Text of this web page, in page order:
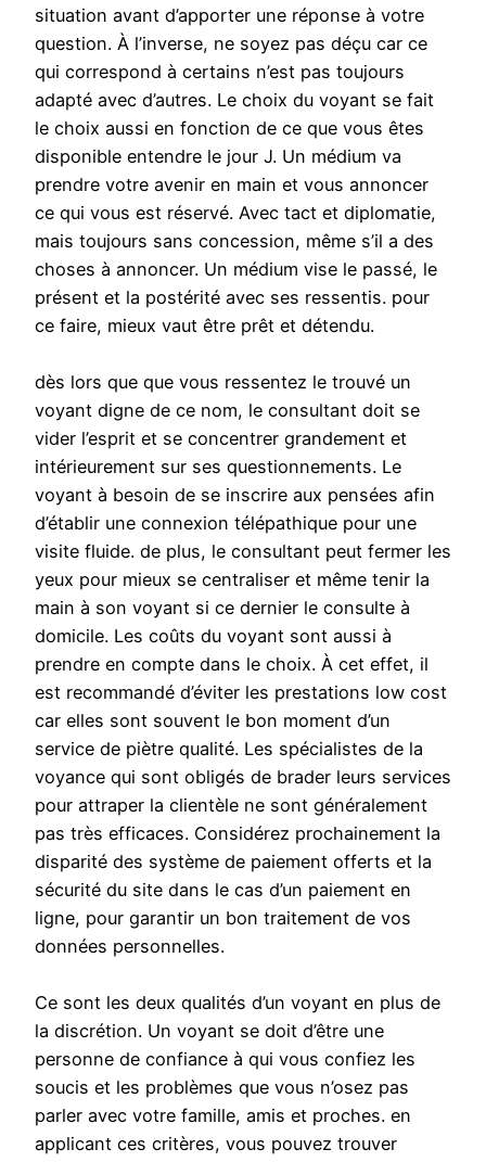
situation avant d’apporter une réponse à votre
question. À l’inverse, ne soyez pas déçu car ce
qui correspond à certains n’est pas toujours
adapté avec d’autres. Le choix du voyant se fait
le choix aussi en fonction de ce que vous êtes
disponible entendre le jour J. Un médium va
prendre votre avenir en main et vous annoncer
ce qui vous est réservé. Avec tact et diplomatie,
mais toujours sans concession, même s’il a des
choses à annoncer. Un médium vise le passé, le
présent et la postérité avec ses ressentis. pour
ce faire, mieux vaut être prêt et détendu.
dès lors que que vous ressentez le trouvé un
voyant digne de ce nom, le consultant doit se
vider l’esprit et se concentrer grandement et
intérieurement sur ses questionnements. Le
voyant à besoin de se inscrire aux pensées afin
d’établir une connexion télépathique pour une
visite fluide. de plus, le consultant peut fermer les
yeux pour mieux se centraliser et même tenir la
main à son voyant si ce dernier le consulte à
domicile. Les coûts du voyant sont aussi à
prendre en compte dans le choix. À cet effet, il
est recommandé d’éviter les prestations low cost
car elles sont souvent le bon moment d’un
service de piètre qualité. Les spécialistes de la
voyance qui sont obligés de brader leurs services
pour attraper la clientèle ne sont généralement
pas très efficaces. Considérez prochainement la
disparité des système de paiement offerts et la
sécurité du site dans le cas d’un paiement en
ligne, pour garantir un bon traitement de vos
données personnelles.
Ce sont les deux qualités d’un voyant en plus de
la discrétion. Un voyant se doit d’être une
personne de confiance à qui vous confiez les
soucis et les problèmes que vous n’osez pas
parler avec votre famille, amis et proches. en
applicant ces critères, vous pouvez trouver